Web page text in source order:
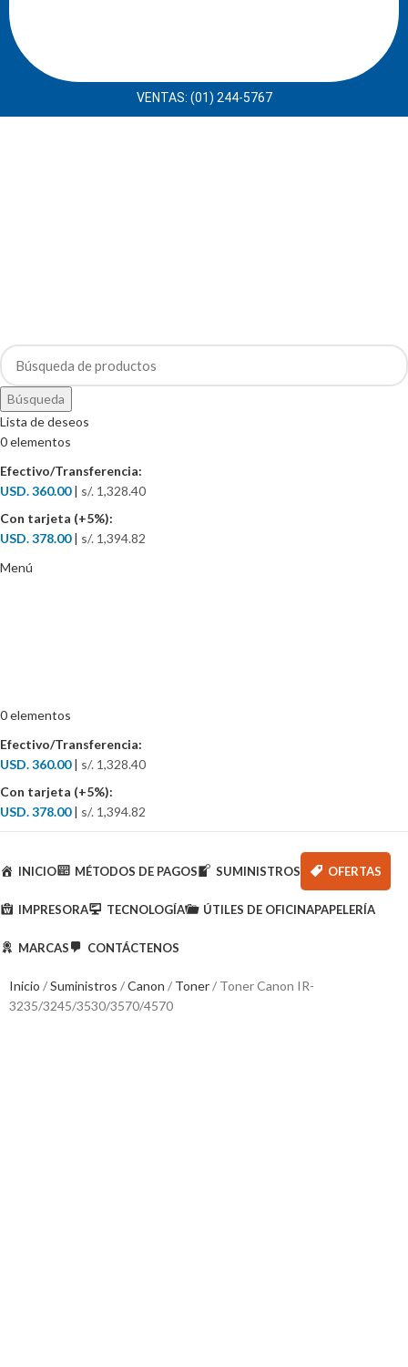
VENTAS: (01) 244-5767
Búsqueda
Lista de deseos
0elementos
Efectivo/Transferencia:
USD. 360.00| s/. 1,328.40
Con tarjeta (+5%):
USD. 378.00| s/. 1,394.82
Menú
0elementos
Efectivo/Transferencia:
USD. 360.00| s/. 1,328.40
Con tarjeta (+5%):
USD. 378.00| s/. 1,394.82
INICIO MÉTODOS DE PAGOS SUMINISTROS OFERTAS
IMPRESORA TECNOLOGÍA ÚTILES DE OFICINAPAPELERÍA
MARCAS CONTÁCTENOS
Inicio Suministros Canon Toner
Toner Canon IR-
3235/3245/3530/3570/4570